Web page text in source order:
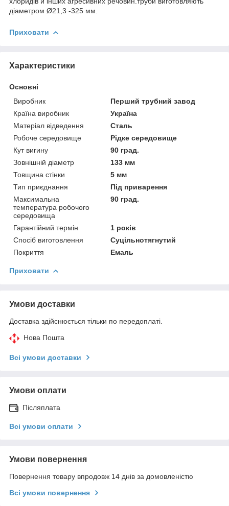
діаметром Ø21,3 -325 мм.
Приховати
Характеристики
Основні
Виробник
Перший трубний завод
Країна виробник
Україна
Матеріал відведення
Сталь
Робоче середовище
Рідке середовище
Кут вигину
90 град.
Зовнішній діаметр
133 мм
Товщина стінки
5 мм
Тип приєднання
Під приварення
Максимальна
температура робочого
середовища
90 град.
Гарантійний термін
1 років
Спосіб виготовлення
Суцільнотягнутий
Покриття
Емаль
Приховати
Умови доставки
Доставка здійснюється тільки по передоплаті.
Нова Пошта
Всі умови доставки
Умови оплати
Післяплата
Всі умови оплати
Умови повернення
Повернення товару впродовж 14 днів за домовленістю
Всі умови повернення